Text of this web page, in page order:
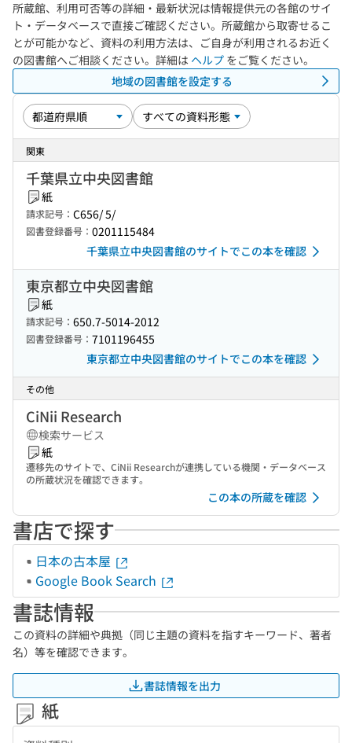
所蔵館、利用可否等の詳細・最新状況は情報提供元の各館のサイ
ト・データベースで直接ご確認ください。所蔵館から取寄せるこ
とが可能かなど、資料の利用方法は、ご自身が利用されるお近く
の図書館へご相談ください。詳細は ヘルプ をご覧ください。
地域の図書館を設定する
関東
千葉県立中央図書館
紙
請求記号： C656/ 5/
図書登録番号： 0201115484
千葉県立中央図書館のサイトでこの本を確認
東京都立中央図書館
紙
請求記号： 650.7-5014-2012
図書登録番号： 7101196455
東京都立中央図書館のサイトでこの本を確認
その他
CiNii Research
検索サービス
紙
遷移先のサイトで、CiNii Researchが連携している機関・データベース
の所蔵状況を確認できます。
この本の所蔵を確認
書店で探す
日本の古本屋
Google Book Search
書誌情報
この資料の詳細や典拠（同じ主題の資料を指すキーワード、著者
名）等を確認できます。
書誌情報を出力
紙